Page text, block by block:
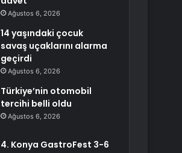
Ağustos 6, 2026
14 yaşındaki çocuk
savaş uçaklarını alarma
geçirdi
Ağustos 6, 2026
Türkiye’nin otomobil
tercihi belli oldu
Ağustos 6, 2026
4. Konya GastroFest 3-6